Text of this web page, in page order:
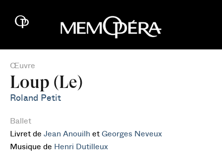
Œuvre
Loup (Le)
Roland Petit
Ballet
Livret de Jean Anouilh et Georges Neveux
Musique de Henri Dutilleux